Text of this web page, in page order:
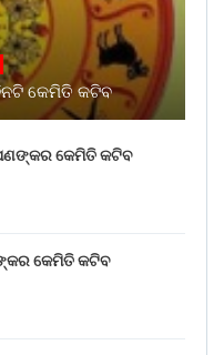
କେମିତି କଟିବ
କେମିତି କଟିବ
କେମିତି କଟିବ